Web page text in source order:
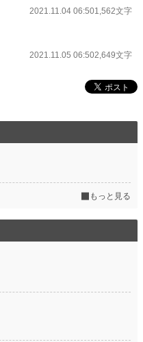
2021.11.04 06:501,562文字
2021.11.05 06:502,649文字
もっと見る